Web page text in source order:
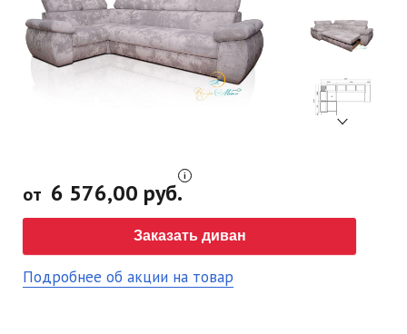
от 6 576,00 руб.
Заказать диван
Подробнее об акции на товар